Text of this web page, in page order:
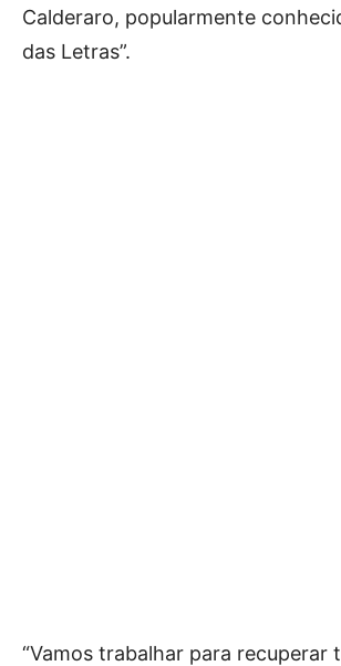
Calderaro, popularmente
das Letras”.
“Vamos trabalhar para recuperar